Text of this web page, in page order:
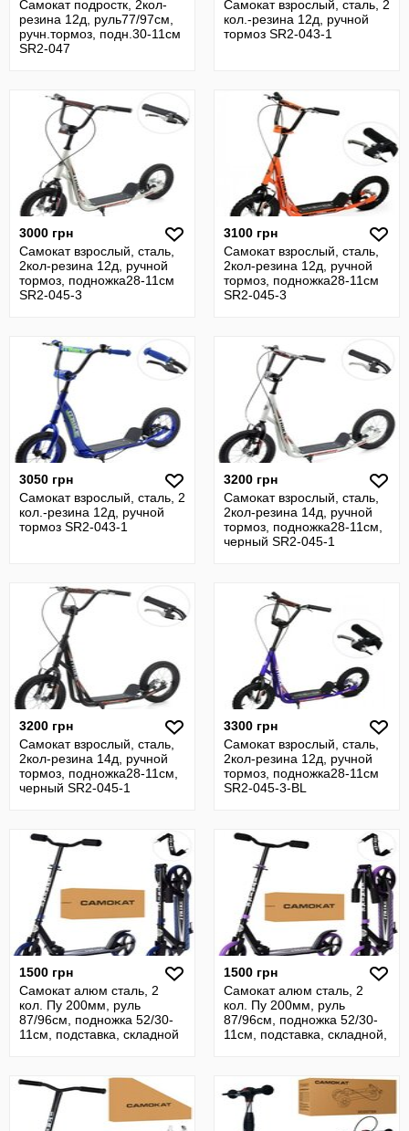
Самокат подростк, 2кол-
резина 12д, руль77/97см,
ручн.тормоз, подн.30-11см
SR2-047
Самокат взрослый, сталь, 2
кол.-резина 12д, ручной
тормоз SR2-043-1
3000 грн
Самокат взрослый, сталь,
2кол-резина 12д, ручной
тормоз, подножка28-11см
SR2-045-3
3100 грн
Самокат взрослый, сталь,
2кол-резина 12д, ручной
тормоз, подножка28-11см
SR2-045-3
3050 грн
Самокат взрослый, сталь, 2
кол.-резина 12д, ручной
тормоз SR2-043-1
3200 грн
Самокат взрослый, сталь,
2кол-резина 14д, ручной
тормоз, подножка28-11см,
черный SR2-045-1
3200 грн
Самокат взрослый, сталь,
2кол-резина 14д, ручной
тормоз, подножка28-11см,
черный SR2-045-1
3300 грн
Самокат взрослый, сталь,
2кол-резина 12д, ручной
тормоз, подножка28-11см
SR2-045-3-BL
1500 грн
Самокат алюм сталь, 2
кол. Пу 200мм, руль
87/96см, подножка 52/30-
11см, подставка, складной
1500 грн
Самокат алюм сталь, 2
кол. Пу 200мм, руль
87/96см, подножка 52/30-
11см, подставка, складной,